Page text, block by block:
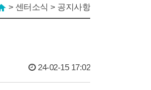
> 센터소식 > 공지사항
24-02-15 17:02